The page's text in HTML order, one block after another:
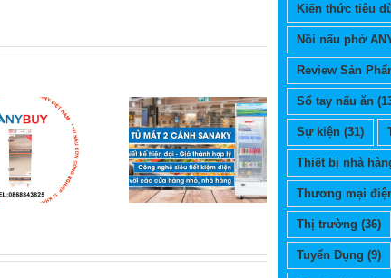
Tìm hiểu tủ mát
Sanaky Inverter
được sử dụng cho
các cửa hàng, siêu
Kiến thức tiêu
Nồi nấu phở
Review Sản
Sổ tay nấu ăn
Sự kiện (31)
Thiết bị nhà
Thương mại
Thị trường (36)
Tuyển Dụng (9)